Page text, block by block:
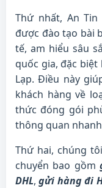
Thứ nhất, An
được đào tạo bài
tế, am hiểu sâu
quốc gia, đặc biệt
Lạp. Điều này
khách hàng về
thức đóng gói
thông quan
Thứ hai, chúng
chuyển bao gồm
DHL,gửi hàng đi